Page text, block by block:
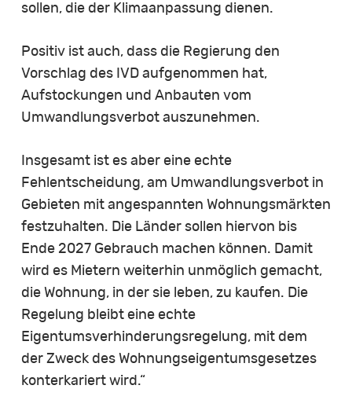
sollen, die der Klimaanpassung dienen.
Positiv ist auch, dass die Regierung den
Vorschlag des IVD aufgenommen hat,
Aufstockungen und Anbauten vom
Umwandlungsverbot auszunehmen.
Insgesamt ist es aber eine echte
Fehlentscheidung, am Umwandlungsverbot in
Gebieten mit angespannten Wohnungsmärkten
festzuhalten. Die Länder sollen hiervon bis
Ende 2027 Gebrauch machen können. Damit
wird es Mietern weiterhin unmöglich gemacht,
die Wohnung, in der sie leben, zu kaufen. Die
Regelung bleibt eine echte
Eigentumsverhinderungsregelung, mit dem
der Zweck des Wohnungseigentumsgesetzes
konterkariert wird.“